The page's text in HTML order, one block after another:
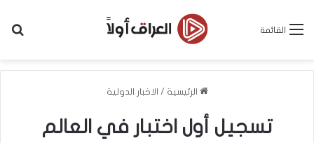
القائمة
الرئيسية / الاخبار الدولية
تسجيل أول اختبار في العالم